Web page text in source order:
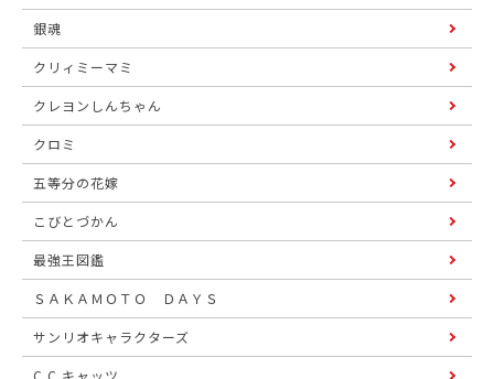
銀魂
クリィミーマミ
クレヨンしんちゃん
クロミ
五等分の花嫁
こびとづかん
最強王図鑑
ＳＡＫＡＭＯＴＯ ＤＡＹＳ
サンリオキャラクターズ
C.C.キャッツ